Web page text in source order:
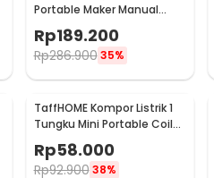
Portable Maker Manual
Hand Press Espresso 300ml
- T35066
Rp189.200
Rp286.900 35%
TaffHOME Kompor Listrik 1
Tungku Mini Portable Coil
Hot Plate 500W - C1-1000-
03
Rp58.000
Rp92.900 38%